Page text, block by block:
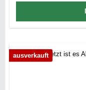
ausverkauft